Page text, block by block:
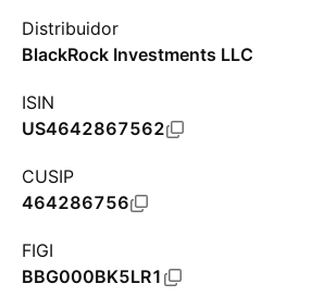
Distribuidor
BlackRock Investments LLC
ISIN
US4642867562
CUSIP
464286756
FIGI
BBG000BK5LR1